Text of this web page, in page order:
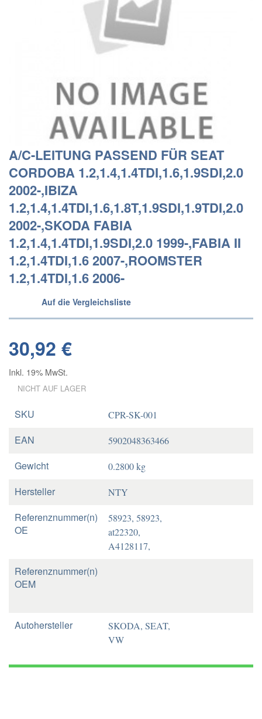
A/C-LEITUNG PASSEND FÜR SEAT
CORDOBA 1.2,1.4,1.4TDI,1.6,1.9SDI,2.0
2002-,IBIZA
1.2,1.4,1.4TDI,1.6,1.8T,1.9SDI,1.9TDI,2.0
2002-,SKODA FABIA
1.2,1.4,1.4TDI,1.9SDI,2.0 1999-,FABIA II
1.2,1.4TDI,1.6 2007-,ROOMSTER
1.2,1.4TDI,1.6 2006-
Auf die Vergleichsliste
30,92 €
Inkl. 19% MwSt.
NICHT AUF LAGER
SKU CPR-SK-001
EAN 5902048363466
Gewicht 0.2800 kg
Hersteller NTY
Referenznummer(n)
OE
58923, 58923,
at22320,
A4128117,
Referenznummer(n)
OEM
Autohersteller
SKODA, SEAT,
VW